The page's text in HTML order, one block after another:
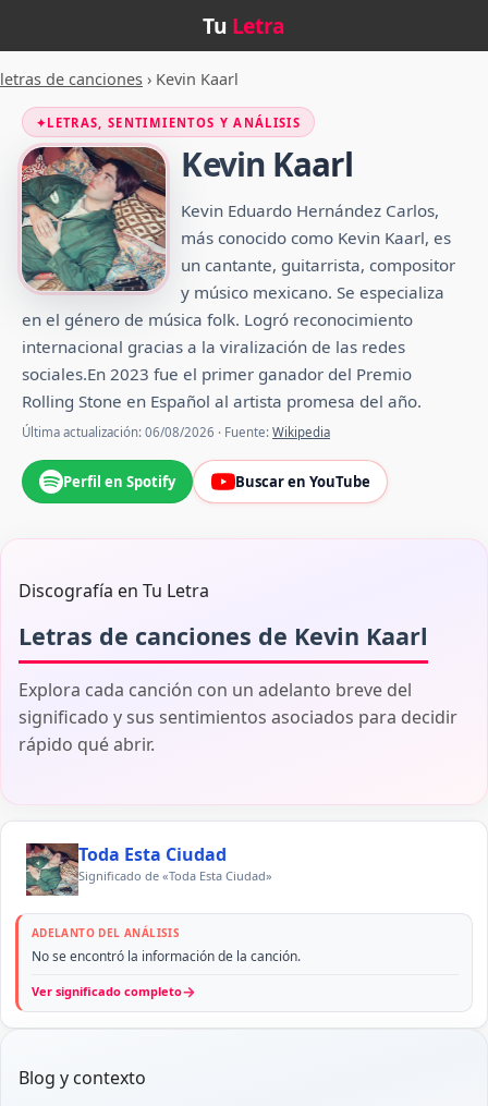
Tu Letra
letras de canciones › Kevin Kaarl
✦LETRAS, SENTIMIENTOS Y ANÁLISIS
Kevin Kaarl
Kevin Eduardo Hernández Carlos,
más conocido como Kevin Kaarl, es
un cantante, guitarrista, compositor
y músico mexicano. Se especializa
en el género de música folk. Logró reconocimiento
internacional gracias a la viralización de las redes
sociales.En 2023 fue el primer ganador del Premio
Rolling Stone en Español al artista promesa del año.
Última actualización: 06/08/2026 · Fuente: Wikipedia
Perfil en Spotify Buscar en YouTube
Discografía en Tu Letra
Letras de canciones de Kevin Kaarl
Explora cada canción con un adelanto breve del
significado y sus sentimientos asociados para decidir
rápido qué abrir.
Toda Esta Ciudad
Significado de «Toda Esta Ciudad»
ADELANTO DEL ANÁLISIS
No se encontró la información de la canción.
Ver significado completo→
Blog y contexto